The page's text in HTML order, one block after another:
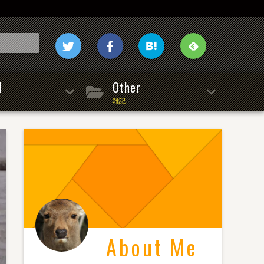
Other
雑記
About Me